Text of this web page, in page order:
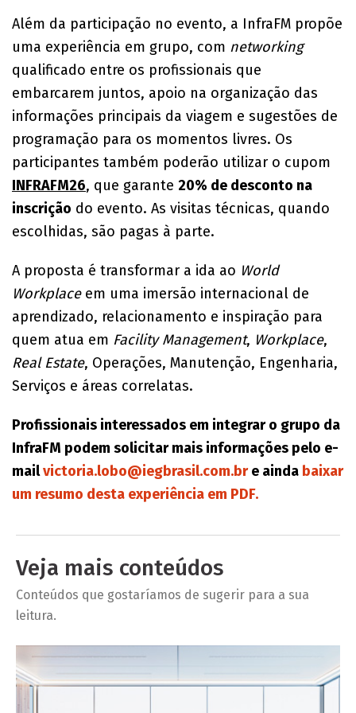
Além da participação no evento, a InfraFM propõe
uma experiência em grupo, com networking
qualificado entre os profissionais que
embarcarem juntos, apoio na organização das
informações principais da viagem e sugestões de
programação para os momentos livres. Os
participantes também poderão utilizar o cupom
INFRAFM26, que garante 20% de desconto na
inscrição do evento. As visitas técnicas, quando
escolhidas, são pagas à parte.
A proposta é transformar a ida ao World
Workplaceem uma imersão internacional de
aprendizado, relacionamento e inspiração para
quem atua em Facility Management, Workplace,
Real Estate, Operações, Manutenção, Engenharia,
Serviços e áreas correlatas.
Profissionais interessados em integrar o grupo da
InfraFM podem solicitar mais informações pelo e-
mailvictoria.lobo@iegbrasil.com.bre ainda baixar
um resumo desta experiência em PDF.
Veja mais conteúdos
Conteúdos que gostaríamos de sugerir para a sua
leitura.